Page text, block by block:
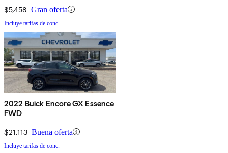
$5,458 Gran oferta
Incluye tarifas de conc.
2022 Buick Encore GX Essence
FWD
$21,113 Buena oferta
Incluye tarifas de conc.